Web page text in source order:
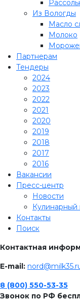
Из Вологды
Масло
Молоко
Партнерам
Тендеры
2024
2023
2022
2021
2020
2019
2018
2017
2016
Вакансии
Пресс-центр
Новости
Кулинарный
Контакты
Поиск
Контактная
E-mail:
8 (800) 550-53-35
Звонок по РФ